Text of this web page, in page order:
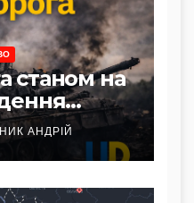
станом на
АНДРІЙ